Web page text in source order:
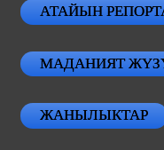
АТАЙЫН
МАДАНИЯТ
ЖАНЫЛЫКТАР